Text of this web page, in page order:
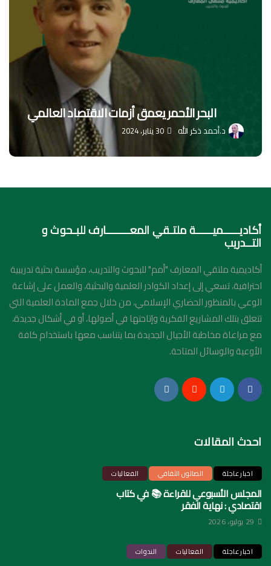
البحر الأحمر يعمق أزمات الاقتصاد العالمي
د.أحمد ذكر الله 30 يناير، 2024
أكاديـــــميـــــة ملتـقي المعـــــــارف للبـحوث و
التــدريب
أكاديمية ملتقي المعارف "أمم" للبحوث والتدريب، مؤسسة بحثية تدريبية
احترافية، تسعي إلى إعداد الكوادر العلمية والبحثية، والعمل على إشاعة
الوعي بالمنظور الحضاري الإسلامي، من خلال جمع المادة العلمية التي
تتعلق بتلك المشاريع الفكرية وإتاحتها في أصولها، أو في أشكال جديدة،
مع مراعاة مخاطبة الأجيال الجديدة بما يتناسب معها باستخدام كافة
الأوعية والوسائل المتاحة.
احدث المقالات
اخبار عاجلة الصالون الثقافي الفعاليات
المجلس الأسبوعي للقراءة 📚 في كتاب
اقتصادي : نهاية الفقر
29 يوليو، 2026
اخبار عاجلة الفعاليات الندوات